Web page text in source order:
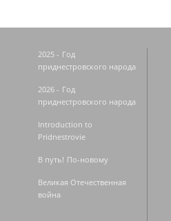
2025 - Год
приднестровского народа
2026 - Год
приднестровского народа
Introduction to
Pridnestrovie
В путь! По-новому
Великая Отечественная
война